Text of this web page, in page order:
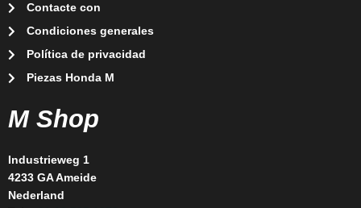
Contacte con
Condiciones generales
Política de privacidad
Piezas Honda M
M Shop
Industrieweg 1
4233 GA Ameide
Nederland